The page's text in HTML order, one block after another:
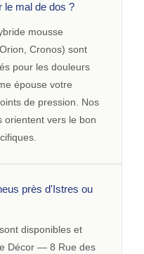
le mal de dos ?
mousse
Cronos) sont
pour les douleurs
épouse votre
de pression. Nos
orientent vers le bon
près d'Istres ou
disponibles et
Décor — 8 Rue des